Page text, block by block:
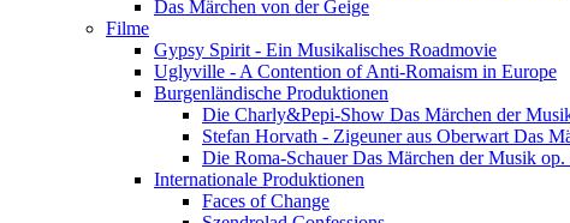
Das Märchen von der Geige
Filme
Gypsy Spirit - Ein Musikalisches Roadmovie
Uglyville - A Contention of Anti-Romaism in Europe
Burgenländische Produktionen
Die Charly&Pepi-Show Das Märchen der
Stefan Horvath - Zigeuner aus Oberwart Das
Die Roma-Schauer Das Märchen der Musik op.
Internationale Produktionen
Faces of Change